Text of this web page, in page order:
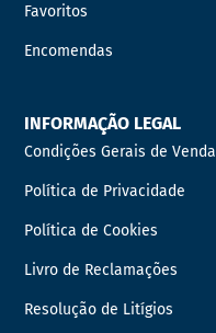
Favoritos
Encomendas
INFORMAÇÃO LEGAL
Condições Gerais de Venda
Política de Privacidade
Política de Cookies
Livro de Reclamações
Resolução de Litígios